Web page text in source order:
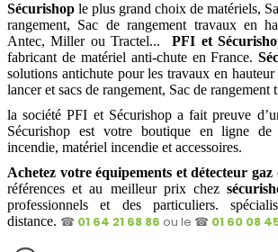
Sécurishop le plus grand choix de matériels,
rangement, Sac de rangement travaux en
Antec, Miller ou Tractel...PFI et
fabricant de matériel anti-chute en France.
solutions antichute pour les travaux en
lancer et sacs de rangement, Sac de rangement
la société PFI et Sécurishop a fait preuve
Sécurishop est votre boutique en ligne de
incendie, matériel incendie et accessoires.
Achetez votre équipements et détecteur gaz
références et au meilleur prix chez
professionnels et des particuliers.
distance. ☎ 01 64 21 68 86 ou le ☎ 01 60 08